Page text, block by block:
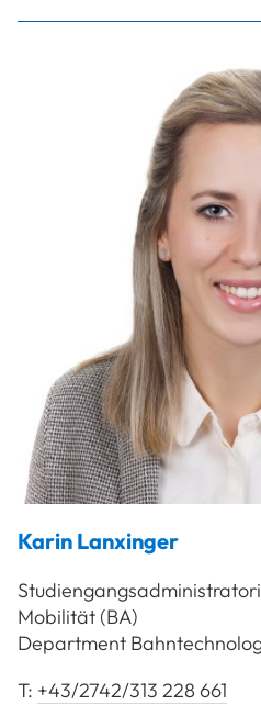
Karin Lanxinger
Mobilität (BA)
Department
T: +43/2742/313 228 661